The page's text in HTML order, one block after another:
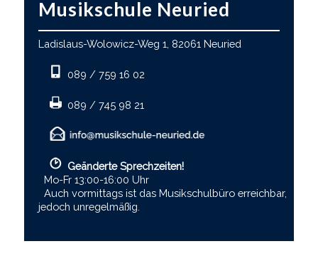
Musikschule Neuried
Ladislaus-Wolowicz-Weg 1, 82061 Neuried
089 / 759 16 02
089 / 745 98 21
Geänderte Sprechzeiten!
Mo-Fr 13:00-16:00 Uhr
Auch vormittags ist das Musikschulbüro erreichbar,
jedoch unregelmäßig.